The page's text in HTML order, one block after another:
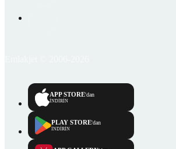
APP STORE'dan
İNDİRİN
PLAY STORE'dan
İNDİRİN